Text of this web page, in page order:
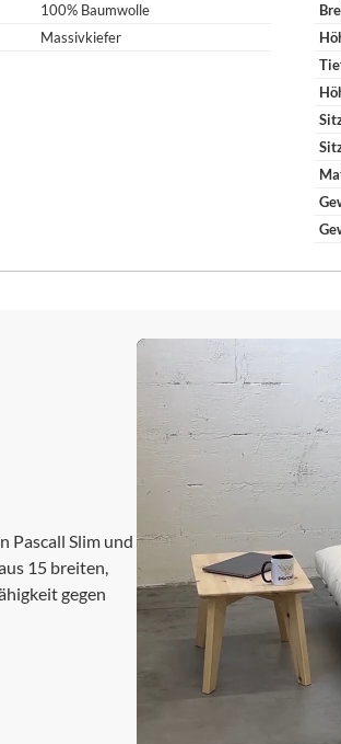
100% Baumwolle
Massivkiefer
Pascall Slim und
15 breiten,
gegen